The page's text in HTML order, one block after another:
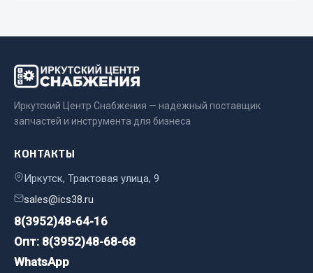
Система питания
Двери
Окно ветровое
Двигатель
Электрооборудование
Иркутский Центр Снабжения — надёжный поставщик
запчастей и инструмента для бизнеса
КОНТАКТЫ
Иркутск, Трактовая улица, 9
sales@ics38.ru
8(3952)48-64-16
Опт: 8(3952)48-68-68
WhatsApp